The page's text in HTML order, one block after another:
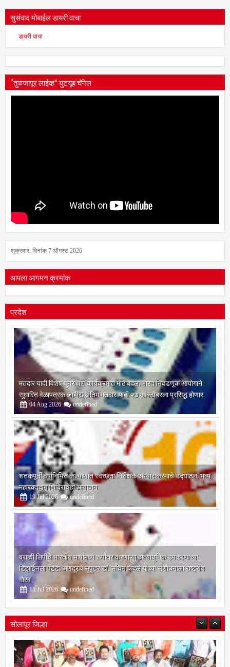
सुसंवाद मोबाईल डायरी वाचा
डायरी वाचा
“तुळजापूर लाईव्ह” युटयूब चॅनेल
शुक्रवार, दिनांक 7 ऑगस्ट 2026
आपला आगमन क्रमांक
प्रदेश
मतदार यादी विशेष पुनरीक्षण कार्यक्रमात मोठे बदल; भारत निवडणूक आयोगाने
सुधारित वेळापत्रक जाहीर; अंतिम मतदार यादी २७ ऑक्टोबरला प्रसिद्ध होणार
04Aug 2026 undefined
शतकपूर्ती वर्षानिमित्त कल्याणात स्वच्छता निरीक्षक अभ्यासक्रमाचे उद्घाटन; भव्य
महारक्तदान शिबिराचेही आयोजन
19 Jul 2026 undefined
ब्राह्मी लिपीचे भारतीय भाषांमध्ये रूपांतर करणाऱ्या अत्याधुनिक उपकरणाच्या
डिझाईनला पेटंट; अणदूरचे सुपुत्र डॉ. सचिन कंदले यांच्या संशोधनाला राष्ट्रीय
गौरव
15 Jul 2026 undefined
सोलापूर जिल्हा